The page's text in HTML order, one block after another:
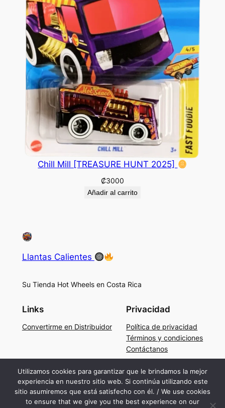
Chill Mill [TREASURE HUNT 2025]
₡3000
Añadir al carrito
Llantas Calientes
Su Tienda Hot Wheels en Costa Rica
Links
Convertirme en Distribuidor
Privacidad
Política de privacidad
Términos y condiciones
Contáctanos
Social
Facebook
Instagram
Utilizamos cookies para garantizar que le brindamos la mejor
experiencia en nuestro sitio web. Si continúa utilizando este
sitio asumiremos que está satisfecho con él. / We use cookies
to ensure that we give you the best experience on our